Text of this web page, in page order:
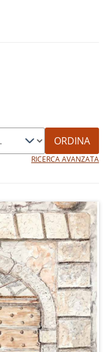
ORDINA
RICERCA AVANZATA